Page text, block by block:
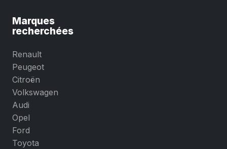
Marques
recherchées
Renault
Peugeot
Citroën
Volkswagen
Audi
Opel
Ford
Toyota